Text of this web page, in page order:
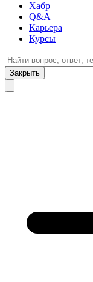
Хабр
Q&A
Карьера
Курсы
Закрыть